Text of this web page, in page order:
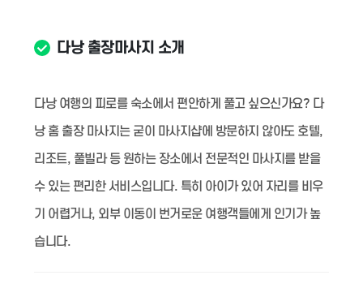
다낭 출장마사지 소개
다낭 여행의 피로를 숙소에서 편안하게 풀고 싶으신가요? 다
낭 홈 출장 마사지는 굳이 마사지샵에 방문하지 않아도 호텔,
리조트, 풀빌라 등 원하는 장소에서 전문적인 마사지를 받을
수 있는 편리한 서비스입니다. 특히 아이가 있어 자리를 비우
기 어렵거나, 외부 이동이 번거로운 여행객들에게 인기가 높
습니다.